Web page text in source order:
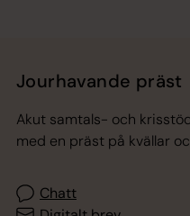
Jourhavande präst
Akut samtals- och
med en präst på kvällar
Chatt